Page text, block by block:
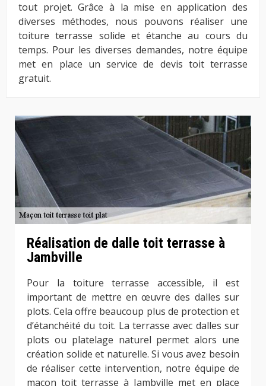
tout projet. Grâce à la mise en application des
diverses méthodes, nous pouvons réaliser une
toiture terrasse solide et étanche au cours du
temps. Pour les diverses demandes, notre équipe
met en place un service de devis toit terrasse
gratuit.
Réalisation de dalle toit terrasse à
Jambville
Pour la toiture terrasse accessible, il est
important de mettre en œuvre des dalles sur
plots. Cela offre beaucoup plus de protection et
d’étanchéité du toit. La terrasse avec dalles sur
plots ou platelage naturel permet alors une
création solide et naturelle. Si vous avez besoin
de réaliser cette intervention, notre équipe de
maçon toit terrasse à Jambville met en place